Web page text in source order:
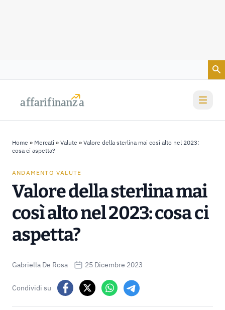
affarifinanza
affarifinanza
Home » Mercati » Valute » Valore della sterlina mai così alto nel 2023:
cosa ci aspetta?
ANDAMENTO VALUTE
Valore della sterlina mai
così alto nel 2023: cosa ci
aspetta?
Gabriella De Rosa 25 Dicembre 2023
Condividi su